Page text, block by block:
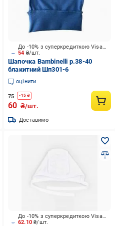
54 ₴/шт.
До -10% з суперкредиткою Visa Вигода
Шапочка Bambinelli р.38-40
блакитний Шп301-6
оцінити
75 -15₴
60 ₴/шт.
Доставимо
62.10₴/шт.
До -10% з суперкредиткою Visa Вигода